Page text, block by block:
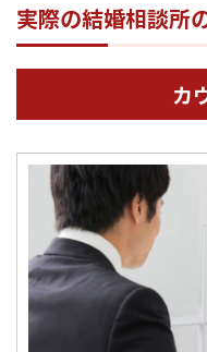
実際の結婚相談所
カ